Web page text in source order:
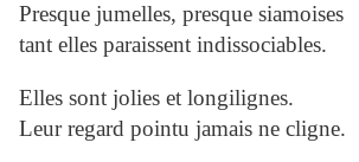
Presque jumelles, presque siamoises
tant elles paraissent indissociables.
Elles sont jolies et longilignes.
Leur regard pointu jamais ne cligne.